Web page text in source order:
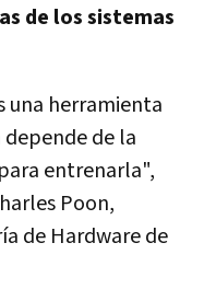
de los sistemas
una herramienta
de la
entrenarla",
Poon,
de Hardware de